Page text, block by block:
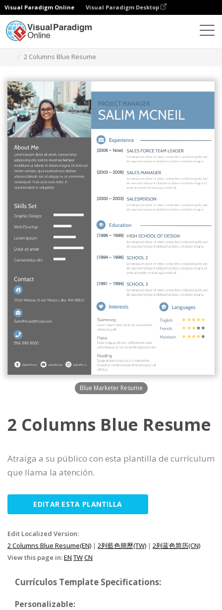
Visual Paradigm Online Visual Paradigm Desktop
2 Columns Blue Resume
Blue Marketer Resume
2 Columns Blue Resume
Atraiga a su público con esta plantilla de currículum
que llama la atención.
EDITAR ESTA PLANTILLA
Edit Localized Version:
2 Columns Blue Resume(EN) | 2列藍色簡歷(TW) | 2列蓝色简历(CN)
View this page in:EN TWCN
Currículos Template Specifications:
Personalizable: